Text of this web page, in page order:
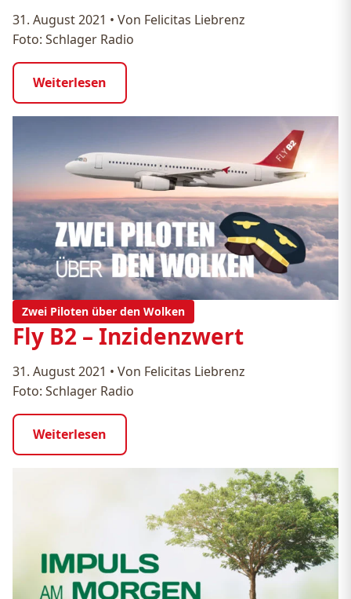
31. August 2021 • Von Felicitas Liebrenz
Foto: Schlager Radio
Weiterlesen
Zwei Piloten über den Wolken
Fly B2 – Inzidenzwert
31. August 2021 • Von Felicitas Liebrenz
Foto: Schlager Radio
Weiterlesen